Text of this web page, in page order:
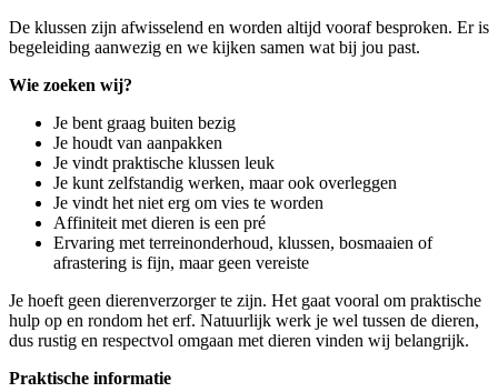
De klussen zijn afwisselend en worden altijd vooraf besproken. Er is
begeleiding aanwezig en we kijken samen wat bij jou past.
Wie zoeken wij?
Je bent graag buiten bezig
Je houdt van aanpakken
Je vindt praktische klussen leuk
Je kunt zelfstandig werken, maar ook overleggen
Je vindt het niet erg om vies te worden
Affiniteit met dieren is een pré
Ervaring met terreinonderhoud, klussen, bosmaaien of
afrastering is fijn, maar geen vereiste
Je hoeft geen dierenverzorger te zijn. Het gaat vooral om praktische
hulp op en rondom het erf. Natuurlijk werk je wel tussen de dieren,
dus rustig en respectvol omgaan met dieren vinden wij belangrijk.
Praktische informatie